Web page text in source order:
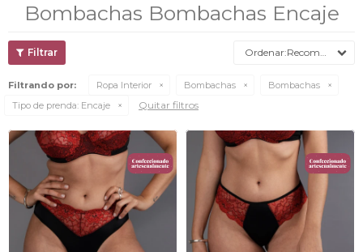
Bombachas Bombachas Encaje
Recomendados
Filtrando por: Ropa Interior Bombachas
Bombachas
Tipo de prenda: Encaje Quitar filtros